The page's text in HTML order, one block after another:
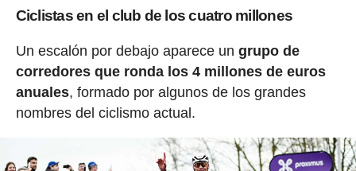
Ciclistas en el club de los cuatro millones
Un escalón por debajo aparece un grupo de
corredores que ronda los 4 millones de euros
anuales, formado por algunos de los grandes
nombres del ciclismo actual.